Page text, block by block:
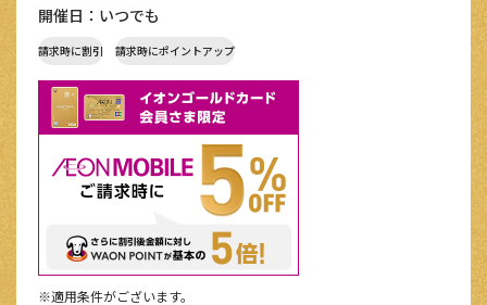
開催日：いつでも
請求時に割引 請求時にポイントアップ
※適用条件がございます。